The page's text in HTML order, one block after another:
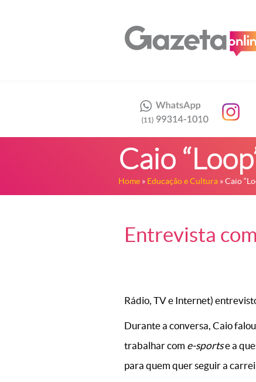
Caio
Home » Educação e Cultura » Caio
Entrevista
Rádio, TV e Internet)
Durante a conversa, Caio
trabalhar com e-sportse a
para quem quer seguir a